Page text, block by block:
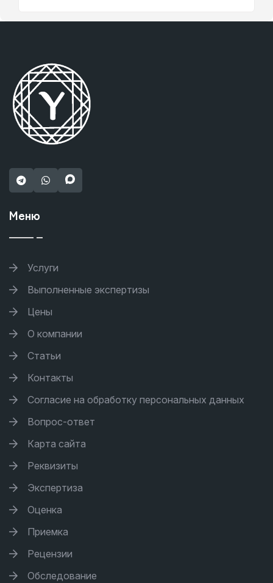
Меню
Услуги
Выполненные экспертизы
Цены
О компании
Статьи
Контакты
Согласие на обработку персональных данных
Вопрос-ответ
Карта сайта
Реквизиты
Экспертиза
Оценка
Приемка
Рецензии
Обследование